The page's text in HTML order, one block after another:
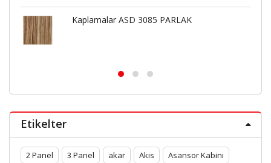
Kaplamalar ASD 3085 PARLAK
Etikelter
2 Panel 3 Panel akar Akis Asansor Kabini